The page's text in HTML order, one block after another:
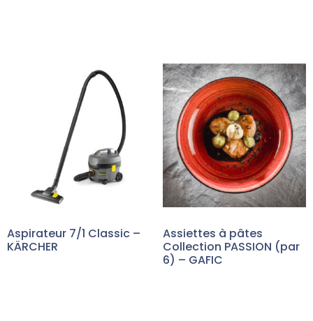
Aspirateur 7/1 Classic –
KÄRCHER
Assiettes à pâtes
Collection PASSION (par
6) – GAFIC